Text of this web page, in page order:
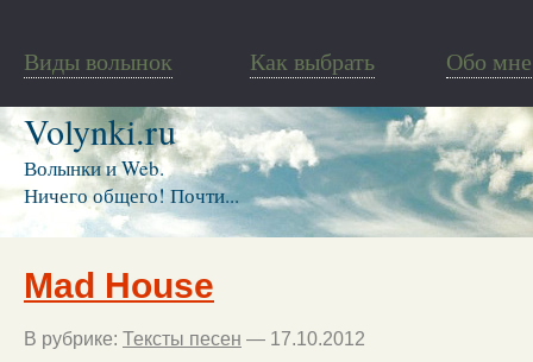
Виды волынок Как выбрать Обо мне
Volynki.ru
Волынки и Web.
Ничего общего! Почти...
Mad House
В рубрике: Тексты песен — 17.10.2012